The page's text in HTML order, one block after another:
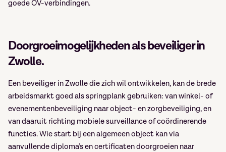
goede OV-verbindingen.
Doorgroeimogelijkheden als beveiliger in
Zwolle.
Een beveiliger in Zwolle die zich wil ontwikkelen, kan de brede
arbeidsmarkt goed als springplank gebruiken: van winkel- of
evenementenbeveiliging naar object- en zorgbeveiliging, en
van daaruit richting mobiele surveillance of coördinerende
functies. Wie start bij een algemeen object kan via
aanvullende diploma’s en certificaten doorgroeien naar